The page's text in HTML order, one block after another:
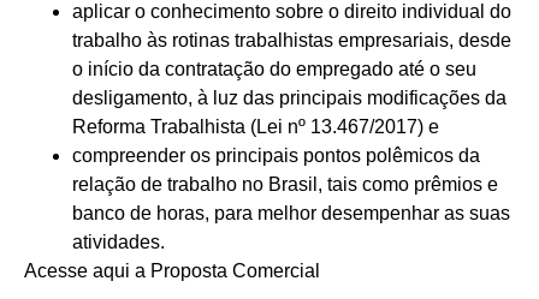
aplicar o conhecimento sobre o direito individual do
trabalho às rotinas trabalhistas empresariais, desde
o início da contratação do empregado até o seu
desligamento, à luz das principais modificações da
Reforma Trabalhista (Lei nº 13.467/2017) e
compreender os principais pontos polêmicos da
relação de trabalho no Brasil, tais como prêmios e
banco de horas, para melhor desempenhar as suas
atividades.
Acesse aqui a Proposta Comercial